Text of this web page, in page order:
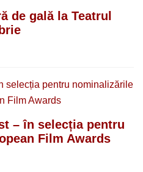
de gală la Teatrul
– în selecția pentru
Film Awards